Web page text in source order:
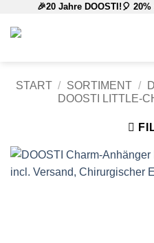
Inhalt
🎉20 Jahre DOOSTI!🎈
START / SORTIMENT /
DOOSTI LITTLE-